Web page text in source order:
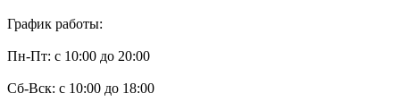
График работы:
Пн-Пт: с 10:00 до 20:00
Сб-Вск: с 10:00 до 18:00